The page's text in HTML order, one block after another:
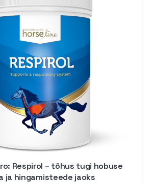
Respirol – tõhus tugi hobuse
ja hingamisteede jaoks